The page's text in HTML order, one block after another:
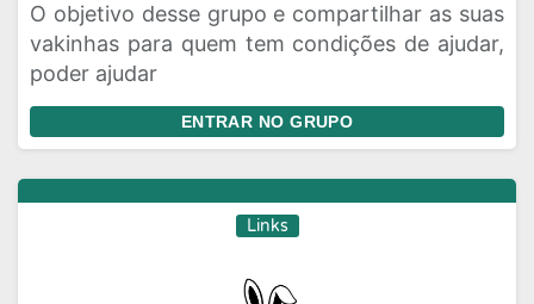
O objetivo desse grupo e compartilhar as suas
vakinhas para quem tem condições de ajudar,
poder ajudar
ENTRAR NO GRUPO
Links